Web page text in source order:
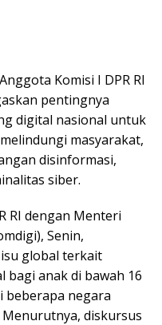
Komisi I DPR RI
pentingnya
digital nasional untuk
masyarakat,
disinformasi,
siber.
RI dengan Menteri
Senin,
global terkait
bagi anak di bawah 16
beberapa negara
diskursus